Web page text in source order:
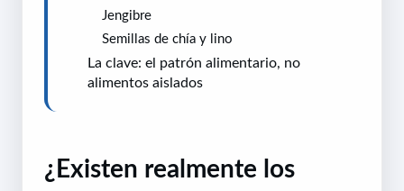
Jengibre
Semillas de chía y lino
La clave: el patrón alimentario, no
alimentos aislados
¿Existen realmente los